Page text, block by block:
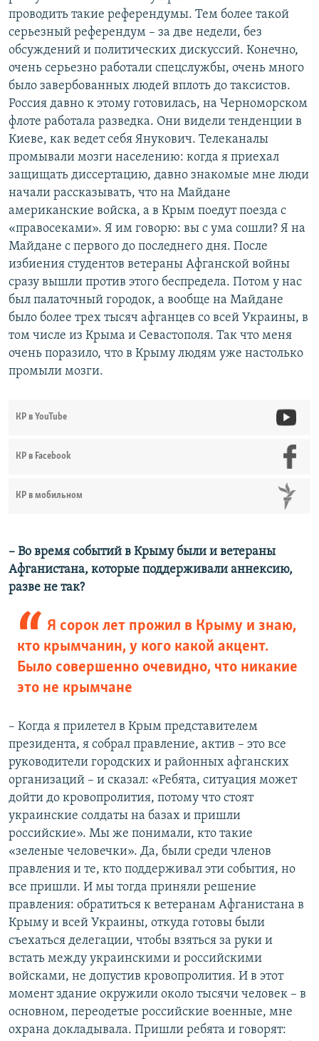
проводить такие референдумы. Тем более такой
серьезный референдум – за две недели, без
обсуждений и политических дискуссий. Конечно,
очень серьезно работали спецслужбы, очень много
было завербованных людей вплоть до таксистов.
Россия давно к этому готовилась, на Черноморском
флоте работала разведка. Они видели тенденции в
Киеве, как ведет себя Янукович. Телеканалы
промывали мозги населению: когда я приехал
защищать диссертацию, давно знакомые мне люди
начали рассказывать, что на Майдане
американские войска, а в Крым поедут поезда с
«правосеками». Я им говорю: вы с ума сошли? Я на
Майдане с первого до последнего дня. После
избиения студентов ветераны Афганской войны
сразу вышли против этого беспредела. Потом у нас
был палаточный городок, а вообще на Майдане
было более трех тысяч афганцев со всей Украины, в
том числе из Крыма и Севастополя. Так что меня
очень поразило, что в Крыму людям уже настолько
промыли мозги.
КР в YouTube
КР в Facebook
КР в мобильном
– Во время событий в Крыму были и ветераны
Афганистана, которые поддерживали аннексию,
разве не так?
Я сорок лет прожил в Крыму и знаю,
кто крымчанин, у кого какой акцент.
Было совершенно очевидно, что никакие
это не крымчане
– Когда я прилетел в Крым представителем
президента, я собрал правление, актив – это все
руководители городских и районных афганских
организаций – и сказал: «Ребята, ситуация может
дойти до кровопролития, потому что стоят
украинские солдаты на базах и пришли
российские». Мы же понимали, кто такие
«зеленые человечки». Да, были среди членов
правления и те, кто поддерживал эти события, но
все пришли. И мы тогда приняли решение
правления: обратиться к ветеранам Афганистана в
Крыму и всей Украины, откуда готовы были
съехаться делегации, чтобы взяться за руки и
встать между украинскими и российскими
войсками, не допустив кровопролития. И в этот
момент здание окружили около тысячи человек – в
основном, переодетые российские военные, мне
охрана докладывала. Пришли ребята и говорят: